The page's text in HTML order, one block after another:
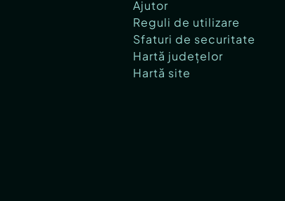
Ajutor
Reguli de utilizare
Sfaturi de securitate
Hartă județelor
Hartă site